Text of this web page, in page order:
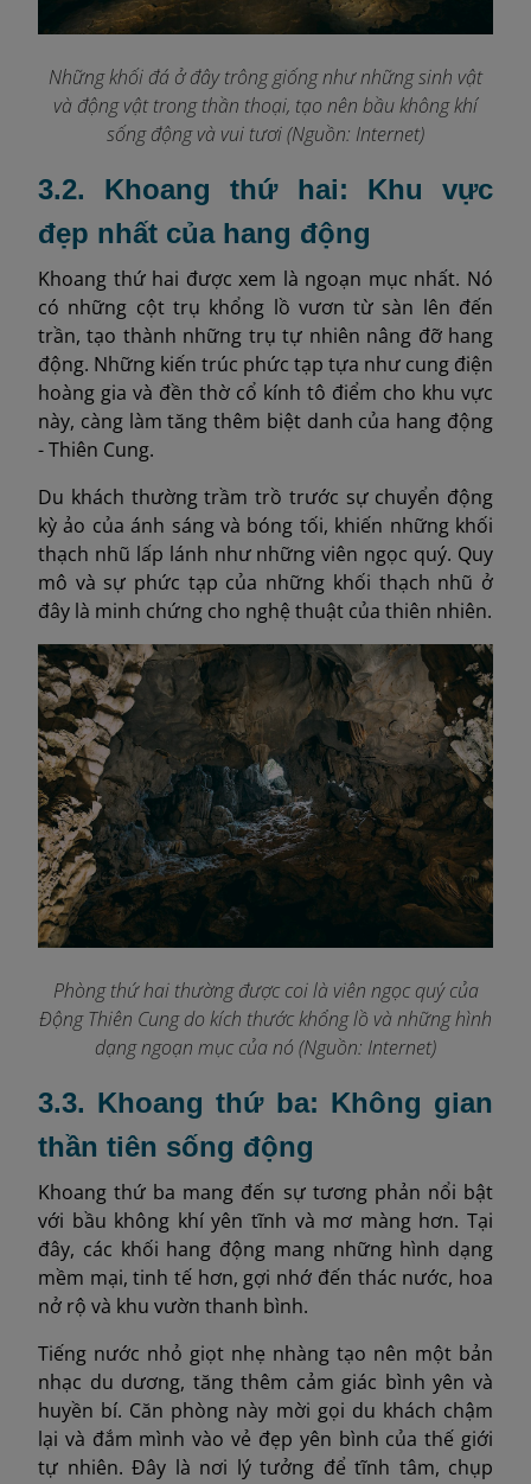
Những khối đá ở đây trông giống như những sinh vật
và động vật trong thần thoại, tạo nên bầu không khí
sống động và vui tươi (Nguồn: Internet)
3.2. Khoang thứ hai: Khu vực
đẹp nhất của hang động
Khoang thứ hai được xem là ngoạn mục nhất. Nó
có những cột trụ khổng lồ vươn từ sàn lên đến
trần, tạo thành những trụ tự nhiên nâng đỡ hang
động. Những kiến trúc phức tạp tựa như cung điện
hoàng gia và đền thờ cổ kính tô điểm cho khu vực
này, càng làm tăng thêm biệt danh của hang động
- Thiên Cung.
Du khách thường trầm trồ trước sự chuyển động
kỳ ảo của ánh sáng và bóng tối, khiến những khối
thạch nhũ lấp lánh như những viên ngọc quý. Quy
mô và sự phức tạp của những khối thạch nhũ ở
đây là minh chứng cho nghệ thuật của thiên nhiên.
Phòng thứ hai thường được coi là viên ngọc quý của
Động Thiên Cung do kích thước khổng lồ và những hình
dạng ngoạn mục của nó (Nguồn: Internet)
3.3. Khoang thứ ba: Không gian
thần tiên sống động
Khoang thứ ba mang đến sự tương phản nổi bật
với bầu không khí yên tĩnh và mơ màng hơn. Tại
đây, các khối hang động mang những hình dạng
mềm mại, tinh tế hơn, gợi nhớ đến thác nước, hoa
nở rộ và khu vườn thanh bình.
Tiếng nước nhỏ giọt nhẹ nhàng tạo nên một bản
nhạc du dương, tăng thêm cảm giác bình yên và
huyền bí. Căn phòng này mời gọi du khách chậm
lại và đắm mình vào vẻ đẹp yên bình của thế giới
tự nhiên. Đây là nơi lý tưởng để tĩnh tâm, chụp